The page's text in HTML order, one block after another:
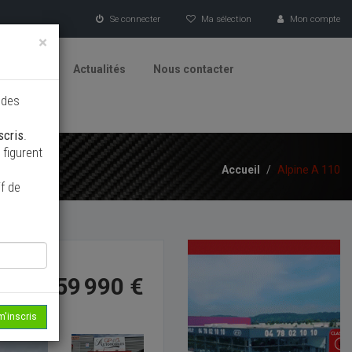
Se connecter Ma sélection Mon compte
Actualités Nous contacter
Accueil / Alpine A 110
59 990 €
×
.
de